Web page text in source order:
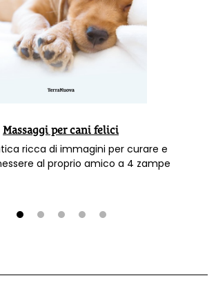
Massaggi per cani felici
ricca di immagini per curare e
offrire benessere al proprio amico a 4 zampe